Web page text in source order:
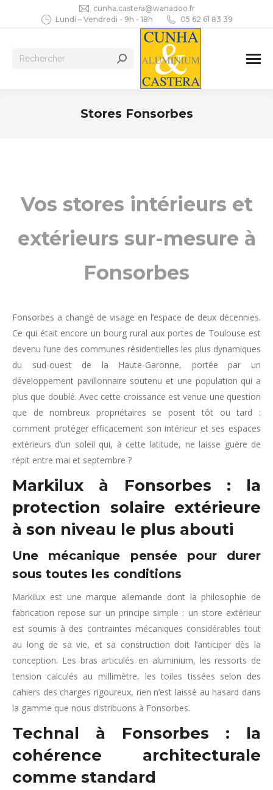
cunha.castera@wanadoo.fr
Lundi – Vendredi - 9h - 18h
05 62 61 83 39
Recherche
Stores Fonsorbes
Vos stores intérieurs et
extérieurs sur-mesure à
Fonsorbes
Fonsorbes a changé de visage en l’espace de deux décennies.
Ce qui était encore un bourg rural aux portes de Toulouse est
devenu l’une des communes résidentielles les plus dynamiques
du sud-ouest de la Haute-Garonne, portée par un
développement pavillonnaire soutenu et une population qui a
plus que doublé. Avec cette croissance est venue une question
que de nombreux propriétaires se posent tôt ou tard :
comment protéger efficacement son intérieur et ses espaces
extérieurs d’un soleil qui, à cette latitude, ne laisse guère de
répit entre mai et septembre ?
Markilux à Fonsorbes : la
protection solaire extérieure
à son niveau le plus abouti
Une mécanique pensée pour durer
sous toutes les conditions
Markilux est une marque allemande dont la philosophie de
fabrication repose sur un principe simple : un store extérieur
est soumis à des contraintes mécaniques considérables tout
au long de sa vie, et sa construction doit l’anticiper dès la
conception. Les bras articulés en aluminium, les ressorts de
tension calculés au millimètre, les toiles tissées selon des
cahiers des charges rigoureux, rien n’est laissé au hasard dans
la gamme que nous distribuons à Fonsorbes.
Technal à Fonsorbes : la
cohérence architecturale
comme standard